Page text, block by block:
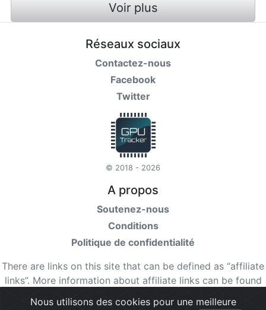
Voir plus
Réseaux sociaux
Contactez-nous
Facebook
Twitter
© 2018 - 2026
A propos
Soutenez-nous
Conditions
Politique de confidentialité
There are links on this site that can be defined as “affiliate
links”. More information about affiliate links can be found
Nous utilisons des cookies pour une meilleure